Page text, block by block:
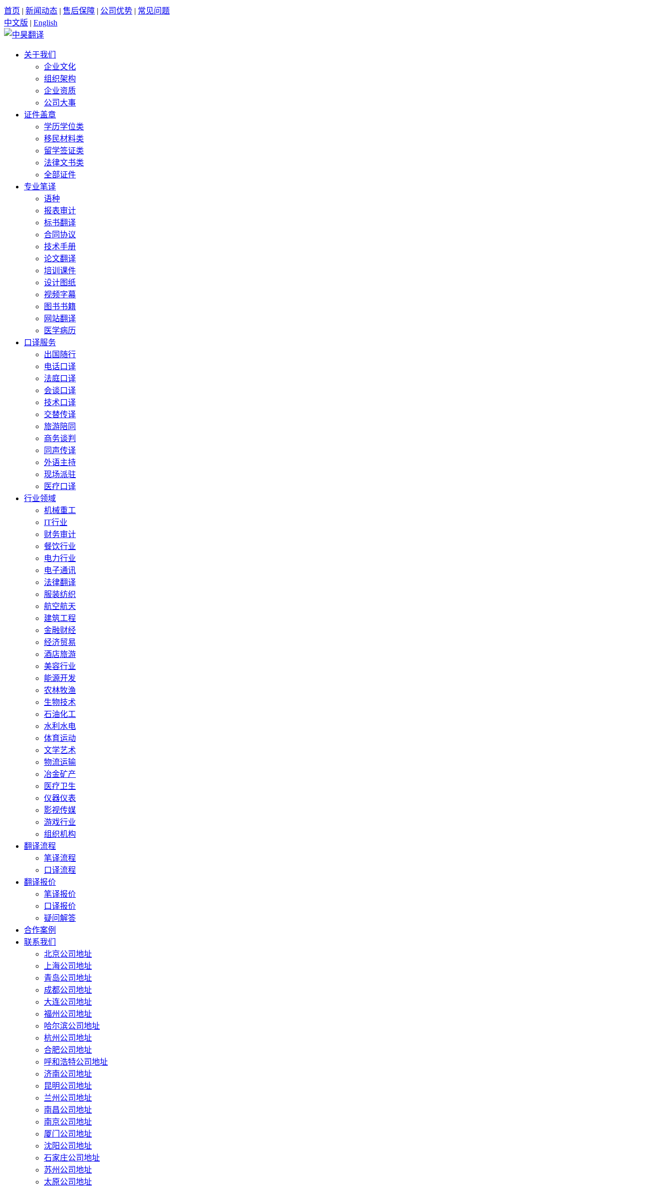
首页 | 新闻动态 | 售后保障 | 公司优势 | 常见问题
中文版 | English
关于我们
企业文化
组织架构
企业资质
公司大事
证件盖章
学历学位类
移民材料类
留学签证类
法律文书类
全部证件
专业笔译
语种
报表审计
标书翻译
合同协议
技术手册
论文翻译
培训课件
设计图纸
视频字幕
图书书籍
网站翻译
医学病历
口译服务
出国随行
电话口译
法庭口译
会谈口译
技术口译
交替传译
旅游陪同
商务谈判
同声传译
外语主持
现场派驻
医疗口译
行业领域
机械重工
IT行业
财务审计
餐饮行业
电力行业
电子通讯
法律翻译
服装纺织
航空航天
建筑工程
金融财经
经济贸易
酒店旅游
美容行业
能源开发
农林牧渔
生物技术
石油化工
水利水电
体育运动
文学艺术
物流运输
冶金矿产
医疗卫生
仪器仪表
影视传媒
游戏行业
组织机构
翻译流程
笔译流程
口译流程
翻译报价
笔译报价
口译报价
疑问解答
合作案例
联系我们
北京公司地址
上海公司地址
青岛公司地址
成都公司地址
大连公司地址
福州公司地址
哈尔滨公司地址
杭州公司地址
合肥公司地址
呼和浩特公司地址
济南公司地址
昆明公司地址
兰州公司地址
南昌公司地址
南京公司地址
厦门公司地址
沈阳公司地址
石家庄公司地址
苏州公司地址
太原公司地址